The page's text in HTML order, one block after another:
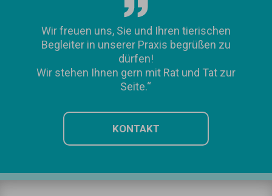
Wir freuen uns, Sie und Ihren tierischen
Begleiter in unserer Praxis begrüßen zu
dürfen!
Wir stehen Ihnen gern mit Rat und Tat zur
Seite.“
KONTAKT